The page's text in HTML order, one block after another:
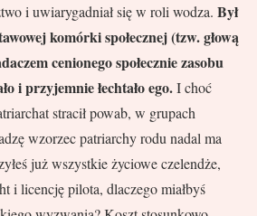
i uwiarygadniał się w roli wodza. Był
komórki społecznej (tzw. głową
cenionego społecznie zasobu
i przyjemnie łechtało ego.I choć
stracił powab, w grupach
wzorzec patriarchy rodu nadal ma
już wszystkie życiowe czelendże,
i licencję pilota, dlaczego miałbyś